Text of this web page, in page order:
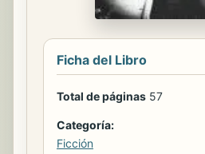
Ficha del Libro
Total de páginas 57
Categoría:
Ficción